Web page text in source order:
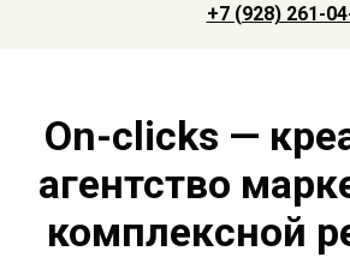
+7 (928) 261-
On-clicks —
агентство
комплексной